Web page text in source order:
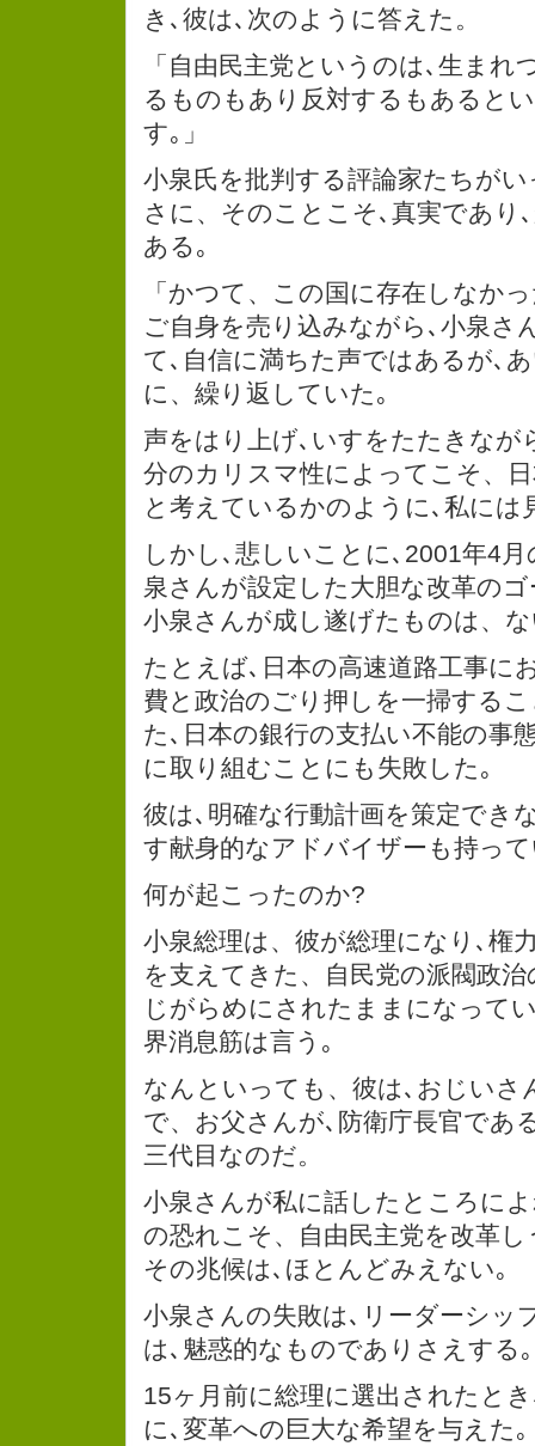
き､彼は､次のように答えた。
「自由民主党というのは､生まれ
るものもあり反対するもあると
す｡」
小泉氏を批判する評論家たちが
さに、そのことこそ､真実であり
ある｡
「かつて、この国に存在しなか
ご自身を売り込みながら､小泉さ
て､自信に満ちた声ではあるが､
に、繰り返していた｡
声をはり上げ､いすをたたきなが
分のカリスマ性によってこそ、
と考えているかのように､私には
しかし､悲しいことに､2001年4月
泉さんが設定した大胆な改革の
小泉さんが成し遂げたものは、
たとえば､日本の高速道路工事に
費と政治のごり押しを一掃する
た､日本の銀行の支払い不能の事
に取り組むことにも失敗した｡
彼は､明確な行動計画を策定でき
す献身的なアドバイザーも持っ
何が起こったのか?
小泉総理は、彼が総理になり､権
を支えてきた、自民党の派閥政
じがらめにされたままになって
界消息筋は言う｡
なんといっても、彼は､おじいさ
で、お父さんが､防衛庁長官であ
三代目なのだ。
小泉さんが私に話したところに
の恐れこそ、自由民主党を改革
その兆候は､ほとんどみえない｡
小泉さんの失敗は､リーダーシッ
は､魅惑的なものでありさえする｡
15ヶ月前に総理に選出されたと
に､変革への巨大な希望を与えた｡